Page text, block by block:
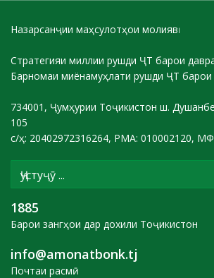
Назарсанҷии маҳсулотҳои молиявӣ
Стратегияи миллии рушди ҶТ барои
Барномаи миёнамуҳлати рушди ҶТ барои
734001, Ҷумҳурии Тоҷикистон ш.
105
с/ҳ: 20402972316264, РМА: 010002120,
1885
Барои зангҳои дар дохили Тоҷикистон
info@amonatbonk.tj
Почтаи расмӣ